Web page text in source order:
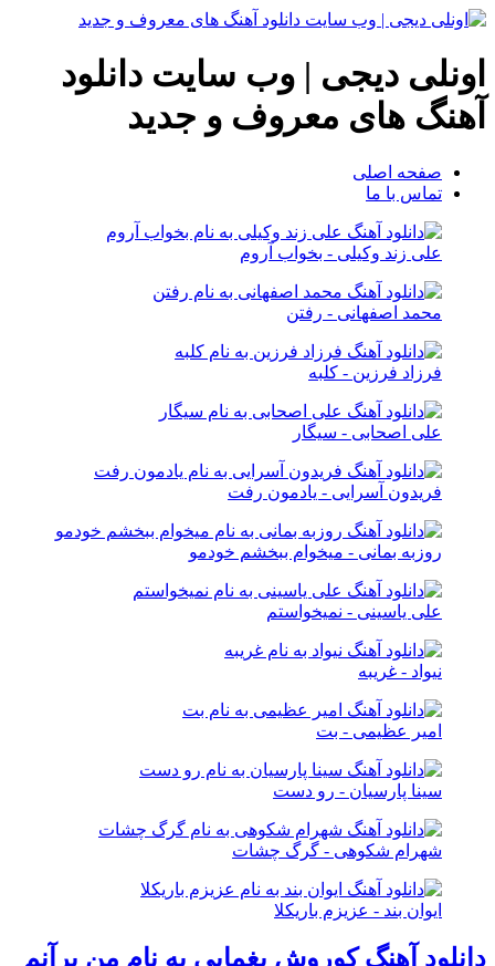
اونلی دیجی | وب سایت دانلود
آهنگ های معروف و جدید
صفحه اصلی
تماس با ما
علی زند وکیلی - بخواب آروم
محمد اصفهانی - رفتن
فرزاد فرزین - کلبه
علی اصحابی - سیگار
فریدون آسرایی - یادمون رفت
روزبه بمانی - میخوام ببخشم خودمو
علی یاسینی - نمیخواستم
نیواد - غریبه
امیر عظیمی - بت
سینا پارسیان - رو دست
شهرام شکوهی - گرگ چشات
ایوان بند - عزیزم باریکلا
دانلود آهنگ کوروش یغمایی به نام من برآنم